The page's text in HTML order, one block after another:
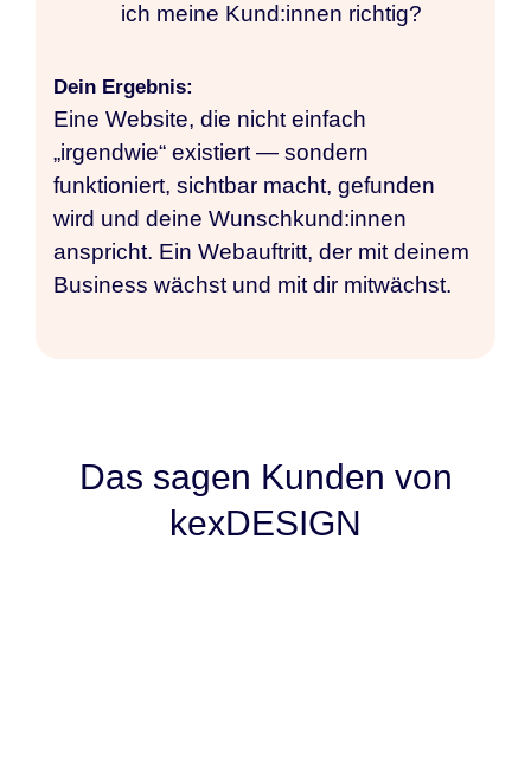
ich meine Kund:innen richtig?
Dein Ergebnis:
Eine Website, die nicht einfach
„irgendwie“ existiert — sondern
funktioniert, sichtbar macht, gefunden
wird und deine Wunschkund:innen
anspricht. Ein Webauftritt, der mit deinem
Business wächst und mit dir mitwächst.
Das sagen Kunden von
kexDESIGN